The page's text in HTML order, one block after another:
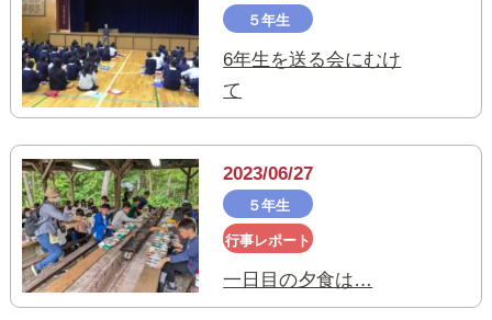
５年生
6年生を送る会にむけ
て
2023/06/27
５年生
行事レポート
一日目の夕食は…